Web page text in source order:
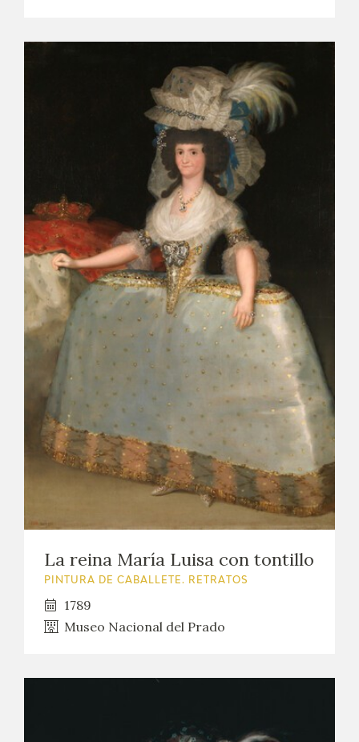
La reina María Luisa con tontillo
PINTURA DE CABALLETE. RETRATOS
1789
Museo Nacional del Prado